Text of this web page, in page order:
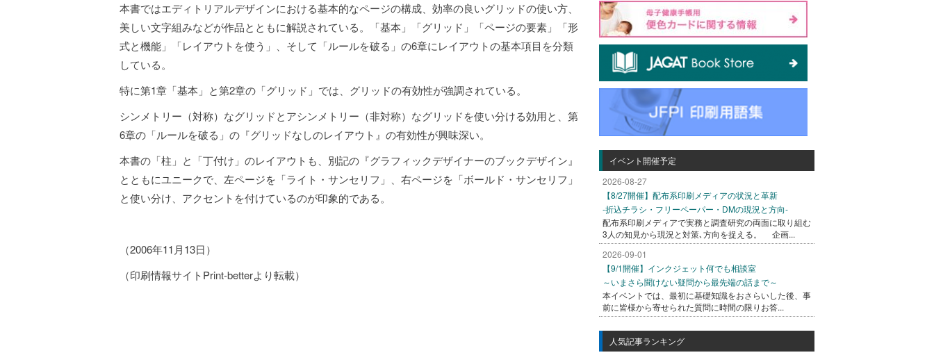
本書ではエディトリアルデザインにおける基本的なページの構成、効率の良いグリッドの使い方、
美しい文字組みなどが作品とともに解説されている。「基本」「グリッド」「ページの要素」「形
式と機能」「レイアウトを使う」、そして「ルールを破る」の6章にレイアウトの基本項目を分類
している。
特に第1章「基本」と第2章の「グリッド」では、グリッドの有効性が強調されている。
シンメトリー（対称）なグリッドとアシンメトリー（非対称）なグリッドを使い分ける効用と、第
6章の「ルールを破る」の『グリッドなしのレイアウト』の有効性が興味深い。
本書の「柱」と「丁付け」のレイアウトも、別記の『グラフィックデザイナーのブックデザイン』
とともにユニークで、左ページを「ライト・サンセリフ」、右ページを「ボールド・サンセリフ」
と使い分け、アクセントを付けているのが印象的である。
（2006年11月13日）
（印刷情報サイトPrint-betterより転載）
イベント開催予定
2026-08-27
【8/27開催】配布系印刷メディアの状況と革新
-折込チラシ・フリーペーパー・DMの現況と方向-
配布系印刷メディアで実務と調査研究の両面に取り組む
3人の知見から現況と対策､方向を捉える。 企画...
2026-09-01
【9/1開催】インクジェット何でも相談室
～いまさら聞けない疑問から最先端の話まで～
本イベントでは、最初に基礎知識をおさらいした後、事
前に皆様から寄せられた質問に時間の限りお答...
人気記事ランキング